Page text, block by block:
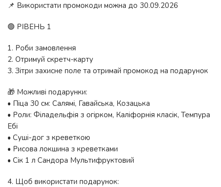
📌 Використати промокоди можна до 30.09.2026
🟢 РІВЕНЬ 1
1. Роби замовлення
2. Отримуй скретч-карту
3. Зітри захисне поле та отримай промокод на подарунок
🎁 Можливі подарунки:
• Піца 30 см: Салямі, Гавайська, Козацька
• Роли: Філадельфія з огірком, Каліфорнія класік, Темпура
Ебі
• Суші-дог з креветкою
• Рисова локшина з креветками
• Сік 1 л Сандора Мультифруктовий
4. Щоб використати подарунок: